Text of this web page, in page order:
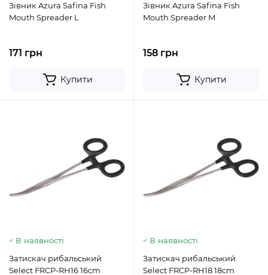
Зівник Azura Safina Fish
Mouth Spreader L
171 грн
Купити
Зівник Azura Safina Fish
Mouth Spreader M
158 грн
Купити
В наявності
Затискач рибальський
Select FRCP-RH16 16cm
В наявності
Затискач рибальський
Select FRCP-RH18 18cm